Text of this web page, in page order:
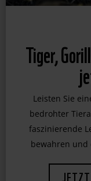
Tiger,
Leisten Sie
bedrohter
faszinierende
bewahren und